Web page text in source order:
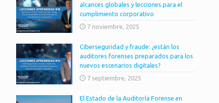
alcances globales y lecciones para el
cumplimiento corporativo
7 noviembre, 2025
Ciberseguridad y fraude: ¿están los
auditores forenses preparados para los
nuevos escenarios digitales?
7 septiembre, 2025
El Estado de la Auditoría Forense en